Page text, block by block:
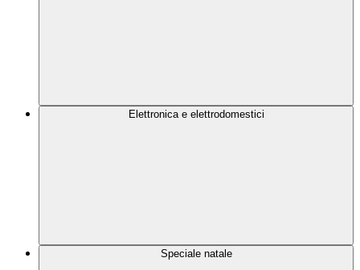
Elettronica e elettrodomestici
Speciale natale